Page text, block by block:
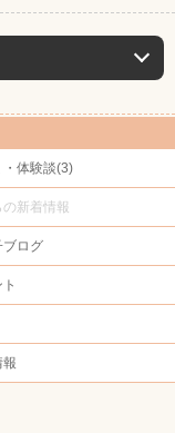
・体験談(3)
の新着情報
ブログ
報